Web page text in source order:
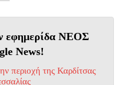
εφημερίδα ΝΕΟΣ
News!
περιοχή της Καρδίτσας